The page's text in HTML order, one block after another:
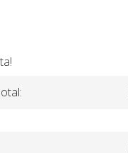
: